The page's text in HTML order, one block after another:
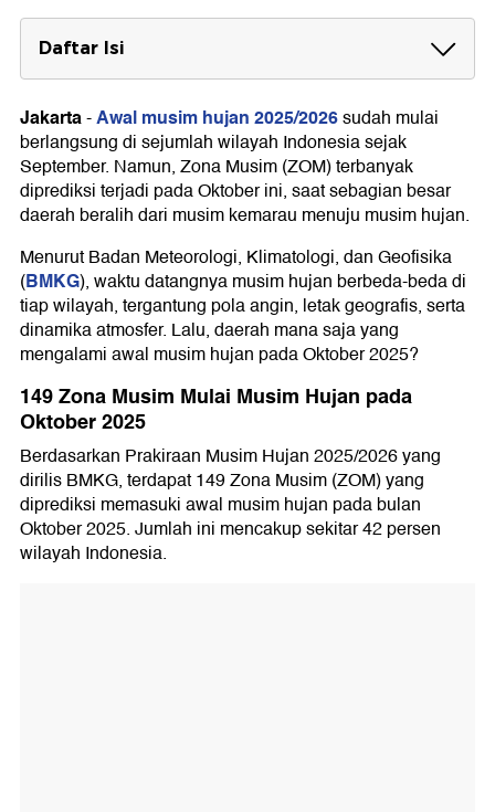
Daftar Isi
149 Zona Musim Mulai Musim Hujan pada
Oktober 2025
Daftar Wilayah yang Awal Musim Hujan di
Oktober 2025
Prakiraan Awal Musim Hujan 2025 di
BMKG Imbau Masyarakat Waspada Potensi
Cuaca Ekstrem
Jakarta-Awal musim hujan 2025/2026sudah mulai
berlangsung di sejumlah wilayah Indonesia sejak
September. Namun, Zona Musim (ZOM) terbanyak
diprediksi terjadi pada Oktober ini, saat sebagian besar
daerah beralih dari musim kemarau menuju musim hujan.
Menurut Badan Meteorologi, Klimatologi, dan Geofisika
(BMKG), waktu datangnya musim hujan berbeda-beda di
tiap wilayah, tergantung pola angin, letak geografis, serta
dinamika atmosfer. Lalu, daerah mana saja yang
mengalami awal musim hujan pada Oktober 2025?
149 Zona Musim Mulai Musim Hujan pada
Oktober 2025
Berdasarkan Prakiraan Musim Hujan 2025/2026 yang
dirilis BMKG, terdapat 149 Zona Musim (ZOM) yang
diprediksi memasuki awal musim hujan pada bulan
Oktober 2025. Jumlah ini mencakup sekitar 42 persen
wilayah Indonesia.